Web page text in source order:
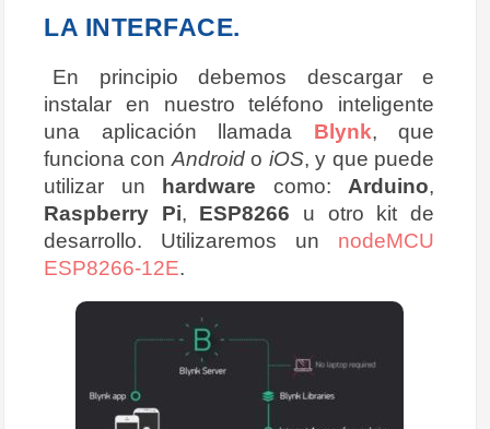
LA INTERFACE.
En principio debemos descargar e
instalar en nuestro teléfono inteligente
una aplicación llamada Blynk, que
funciona conAndroido iOS, y que puede
utilizar un hardware como: Arduino,
Raspberry Pi, ESP8266 u otro kit de
desarrollo. Utilizaremos un nodeMCU
ESP8266-12E.